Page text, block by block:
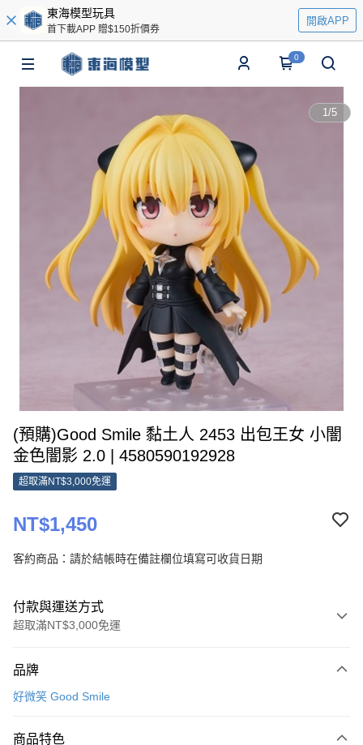
東海模型玩具
首下載APP 贈$150折價券
開啟APP
0
1/5
(預購)Good Smile 黏土人 2453 出包王女 小闇
金色闇影 2.0 | 4580590192928
超取滿NT$3,000免運
NT$1,450
客約商品：請於結帳時在備註欄位填寫可收貨日期
付款與運送方式
超取滿NT$3,000免運
信用卡一次付款
Apple Pay
品牌
好微笑 Good Smile
商品特色